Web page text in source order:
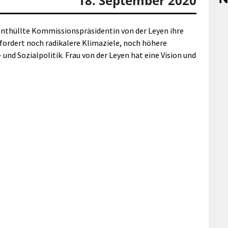
Kommissionspräsidentin von der Leyen ihre
noch radikalere Klimaziele, noch höhere
Sozialpolitik. Frau von der Leyen hat eine Vision und